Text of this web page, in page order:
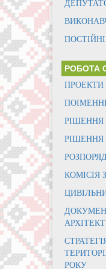
ПОСТІЙНІ
РОБОТА
ПРОЕКТИ
РІШЕННЯ
КОМІСІЯ
РОКУ